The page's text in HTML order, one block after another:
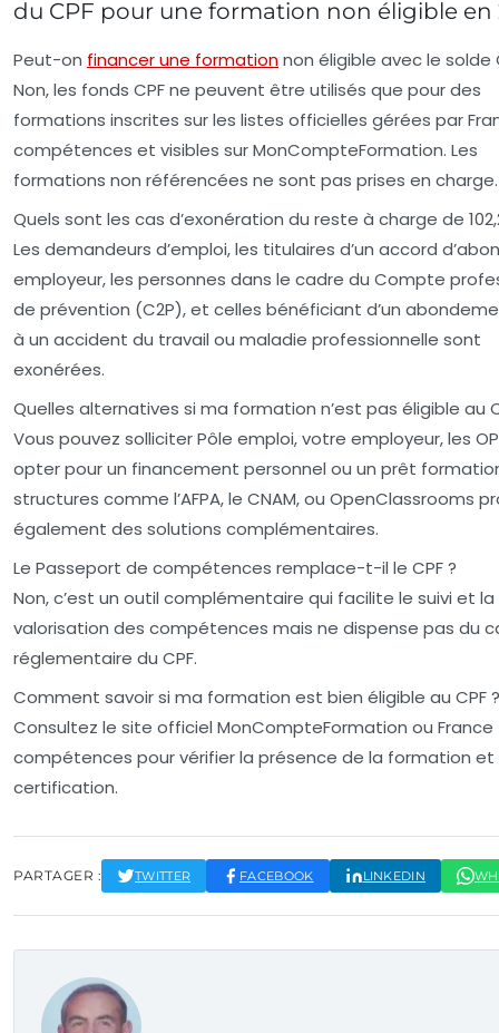
du CPF pour une formation non éligible en
Peut-on financer une formationnon éligible avec le solde
Non, les fonds CPF ne peuvent être utilisés que pour des
formations inscrites sur les listes officielles gérées par
compétences et visibles sur MonCompteFormation. Les
formations non référencées ne sont pas prises en charge.
Quels sont les cas d’exonération du reste à charge de
Les demandeurs d’emploi, les titulaires d’un accord
employeur, les personnes dans le cadre du Compte
de prévention (C2P), et celles bénéficiant d’un
à un accident du travail ou maladie professionnelle sont
exonérées.
Quelles alternatives si ma formation n’est pas éligible au
Vous pouvez solliciter Pôle emploi, votre employeur, les
opter pour un financement personnel ou un prêt
structures comme l’AFPA, le CNAM, ou OpenClassrooms
également des solutions complémentaires.
Le Passeport de compétences remplace-t-il le CPF ?
Non, c’est un outil complémentaire qui facilite le suivi et la
valorisation des compétences mais ne dispense pas du
réglementaire du CPF.
Comment savoir si ma formation est bien éligible au CPF ?
Consultez le site officiel MonCompteFormation ou France
compétences pour vérifier la présence de la formation et
certification.
PARTAGER : TWITTER FACEBOOK LINKEDIN